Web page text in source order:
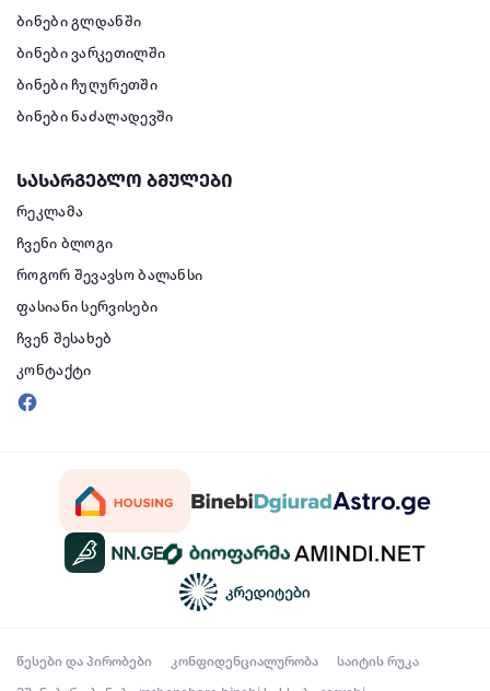
ბინები გლდანში
ბინები ვარკეთილში
ბინები ჩუღურეთში
ბინები ნაძალადევში
სასარგებლო ბმულები
რეკლამა
ჩვენი ბლოგი
როგორ შევავსო ბალანსი
ფასიანი სერვისები
ჩვენ შესახებ
კონტაქტი
წესები და პირობები კონფიდენციალურობა საიტის რუკა